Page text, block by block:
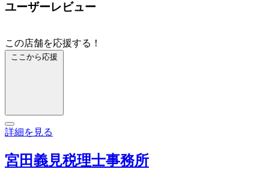
ユーザーレビュー
この店舗を応援する！
ここから応援
詳細を見る
宮田義見税理士事務所